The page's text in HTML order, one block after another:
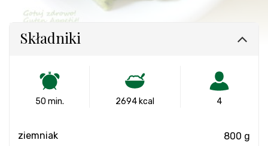
Składniki
50 min. 2694 kcal 4
ziemniak 800 g